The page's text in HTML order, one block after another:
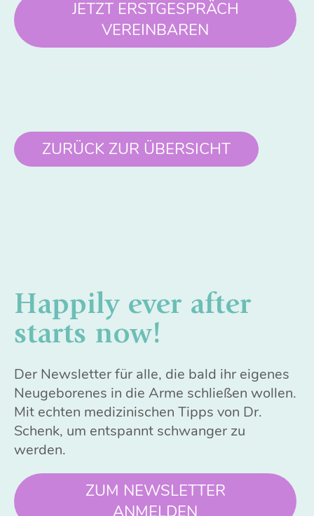
JETZT ERSTGESPRÄCH
VEREINBAREN
ZURÜCK ZUR ÜBERSICHT
Happily ever after
starts now!
Der Newsletter für alle, die bald ihr eigenes
Neugeborenes in die Arme schließen wollen.
Mit echten medizinischen Tipps von Dr.
Schenk, um entspannt schwanger zu
werden.
ZUM NEWSLETTER
ANMELDEN